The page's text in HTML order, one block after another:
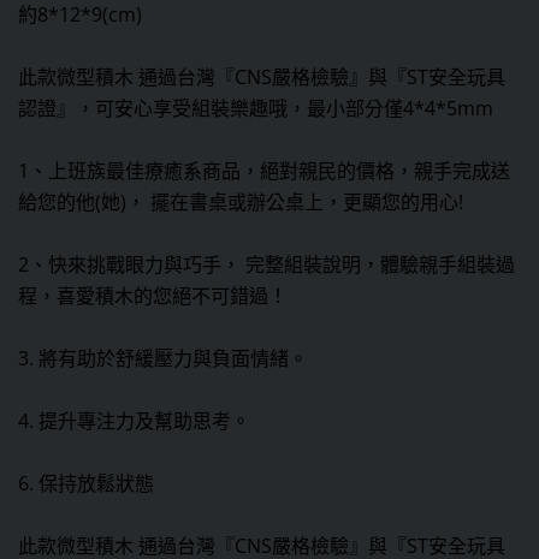
約8*12*9(cm)
此款微型積木 通過台灣『CNS嚴格檢驗』與『ST安全玩具
認證』，可安心享受組裝樂趣哦，最小部分僅4*4*5mm
1、上班族最佳療癒系商品，絕對親民的價格，親手完成送
給您的他(她)， 擺在書桌或辦公桌上，更顯您的用心!
2、快來挑戰眼力與巧手， 完整組裝說明，體驗親手組裝過
程，喜愛積木的您絕不可錯過！
3. 將有助於舒緩壓力與負面情緒。
4. 提升專注力及幫助思考。
6. 保持放鬆狀態
此款微型積木 通過台灣『CNS嚴格檢驗』與『ST安全玩具